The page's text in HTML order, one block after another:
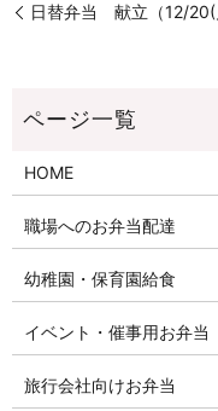
日替弁当 献立（12/20(
HOME
職場へのお弁当配達
幼稚園・保育園給食
イベント・催事用お弁当
旅行会社向けお弁当